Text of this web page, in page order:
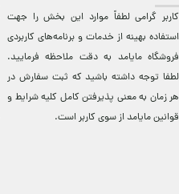
کاربر گرامی لطفاً موارد این بخش را جهت
استفاده بهینه از خدمات و برنامه‌‏های کاربردی
فروشگاه مایامد به دقت ملاحظه فرمایید.
لطفا توجه داشته باشید که ثبت سفارش در
هر زمان به معنی پذیرفتن کامل کلیهشرایط و
قوانین مایامداز سوی کاربر است.